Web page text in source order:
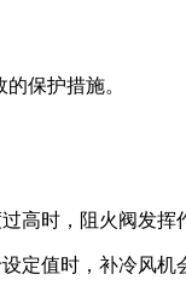
保护措施。
时，阻火阀发挥
值时，补冷风机